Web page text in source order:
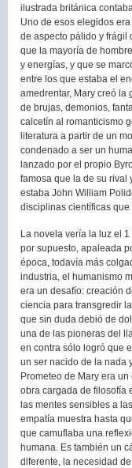
ilustrada británica
Uno de esos elegidos
de aspecto pálido y frágil
que la mayoría de
y energías, y que se
entre los que estaba el
amedrentar, Mary creó la
de brujas, demonios,
calcetín al romanticismo
literatura a partir de un
condenado a ser un
lanzado por el propio
famosa que la de su rival
estaba John William
disciplinas científicas que
La novela vería la luz el
por supuesto, apaleada
época, todavía más
industria, el humanismo
era un desafío: creación
ciencia para transgredir
que sin duda debió de
una de las pioneras del
en contra sólo logró que
un ser nacido de la nada
Prometeo de Mary era
obra cargada de filosofía
las mentes sensibles a
empatía muestra hasta
que camuflaba una
humana. Es también un
diferente, la necesidad